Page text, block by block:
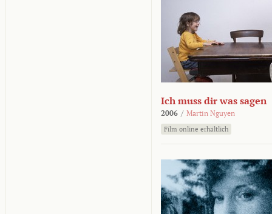
Ich muss dir was sagen
2006 / Martin Nguyen
Film online erhältlich